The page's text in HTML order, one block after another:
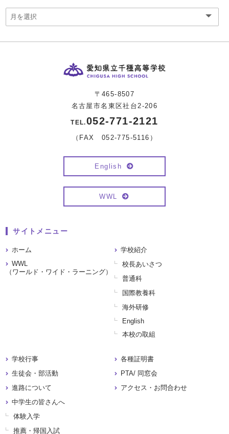
〒465-8507
名古屋市名東区社台2-206
TEL.052-771-2121
（FAX 052-775-5116）
English
WWL
サイトメニュー
ホーム
WWL
（ワールド・ワイド・ラーニング）
学校紹介
校長あいさつ
普通科
国際教養科
海外研修
English
本校の取組
学校行事
生徒会・部活動
進路について
中学生の皆さんへ
体験入学
推薦・帰国入試
各種証明書
PTA/ 同窓会
アクセス・お問合わせ